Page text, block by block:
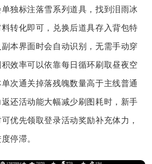
独标注落雪系列道具，找到泪雨冰
转化即可，兑换后道具存入背包特
本界面时会自动识别，无需手动穿
效率可以依靠每日循环刷取昼夜空
次通关掉落残魄数量高于主线普通
还活动能大幅减少刷图耗时，新手
优先领取登录活动奖励补充体力，
停滞。